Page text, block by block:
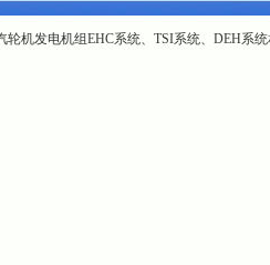
机发电机组EHC系统、TSI系统、DEH系